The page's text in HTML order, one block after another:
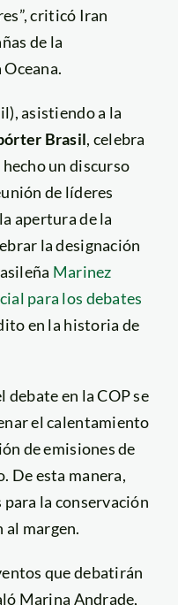
criticó Iran
de la
asistiendo a la
Brasil, celebra
un discurso
de líderes
apertura de la
la designación
Marinez
para los debates
en la historia de
debate en la COP se
el calentamiento
de emisiones de
De esta manera,
la conservación
al margen.
que debatirán
Marina Andrade,